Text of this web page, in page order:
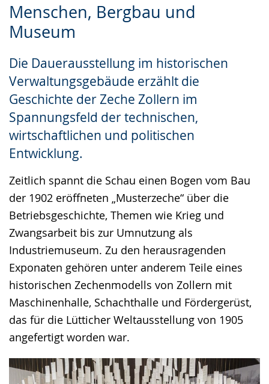
Menschen, Bergbau und
Museum
Die Dauerausstellung im historischen
Verwaltungsgebäude erzählt die
Geschichte der Zeche Zollern im
Spannungsfeld der technischen,
wirtschaftlichen und politischen
Entwicklung.
Zeitlich spannt die Schau einen Bogen vom Bau
der 1902 eröffneten „Musterzeche“ über die
Betriebsgeschichte, Themen wie Krieg und
Zwangsarbeit bis zur Umnutzung als
Industriemuseum. Zu den herausragenden
Exponaten gehören unter anderem Teile eines
historischen Zechenmodells von Zollern mit
Maschinenhalle, Schachthalle und Fördergerüst,
das für die Lütticher Weltausstellung von 1905
angefertigt worden war.
Leichten
Sprache
Audio-
Unterstützung.
Video
in
Gebärdensprache
wird
angezeigt.